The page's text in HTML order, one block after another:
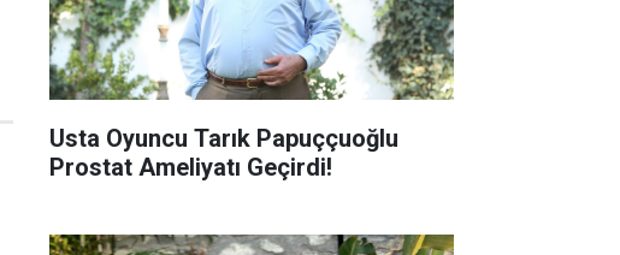
Usta Oyuncu Tarık Papuççuoğlu
Prostat Ameliyatı Geçirdi!